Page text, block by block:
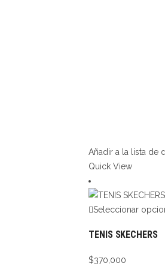
Añadir a la lista de
Quick View
Seleccionar
TENIS SKECHERS
$370,000